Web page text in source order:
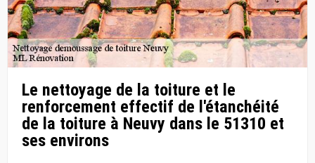
Le nettoyage de la toiture et le
renforcement effectif de l'étanchéité
de la toiture à Neuvy dans le 51310 et
ses environs